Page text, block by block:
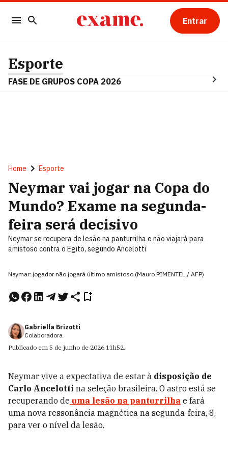
Entrar
Esporte
FASE DE GRUPOS COPA 2026
Home Esporte
Neymar vai jogar na Copa do
Mundo? Exame na segunda-
feira será decisivo
Neymar se recupera de lesão na panturrilha e não viajará para
amistoso contra o Egito, segundo Ancelotti
Neymar: jogador não jogará último amistoso (Mauro PIMENTEL / AFP)
Gabriella Brizotti
Colaboradora
Publicado em 5 de junho de 2026 11h52.
Neymar vive a expectativa de estar à disposição de
Carlo Ancelotti na seleção brasileira. O astro está se
recuperando de uma lesão na panturrilha e fará
uma nova ressonância magnética na segunda-feira, 8,
para ver o nível da lesão.